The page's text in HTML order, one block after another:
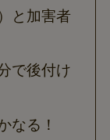
と加害者
で後付け
なる！